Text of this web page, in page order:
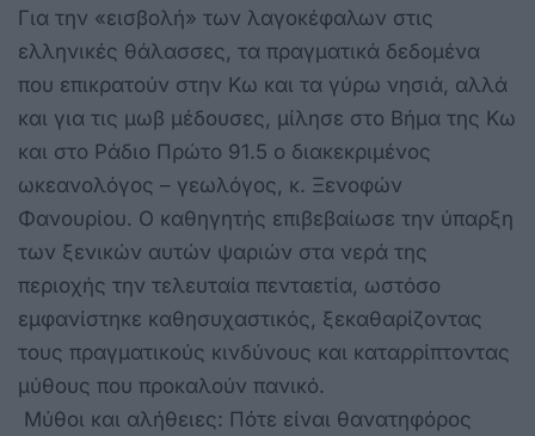
Για την «εισβολή» των λαγοκέφαλων στις
ελληνικές θάλασσες, τα πραγματικά δεδομένα
που επικρατούν στην Κω και τα γύρω νησιά, αλλά
και για τις μωβ μέδουσες, μίλησε στο Βήμα της Κω
και στο Ράδιο Πρώτο 91.5 ο διακεκριμένος
ωκεανολόγος – γεωλόγος, κ. Ξενοφών
Φανουρίου. Ο καθηγητής επιβεβαίωσε την ύπαρξη
των ξενικών αυτών ψαριών στα νερά της
περιοχής την τελευταία πενταετία, ωστόσο
εμφανίστηκε καθησυχαστικός, ξεκαθαρίζοντας
τους πραγματικούς κινδύνους και καταρρίπτοντας
μύθους που προκαλούν πανικό.
Μύθοι και αλήθειες: Πότε είναι θανατηφόρος